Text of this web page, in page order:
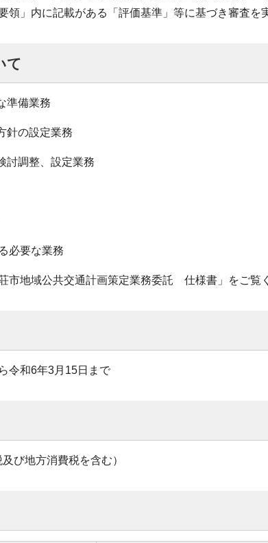
」内に記載がある「評価基準」等に基づき審査を
て
準備業務
針の設定業務
調整、設定業務
必要な業務
市地域公共交通計画策定業務委託 仕様書」をご覧
令和6年3月15日まで
び地方消費税を含む）